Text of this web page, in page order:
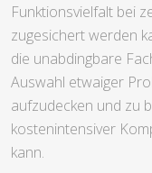
Funktionsvielfalt bei
zugesichert werden
die unabdingbare
Auswahl etwaiger
aufzudecken und zu
kostenintensiver
kann.